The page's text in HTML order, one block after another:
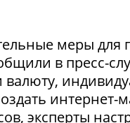
меры
в пресс-
эксперты